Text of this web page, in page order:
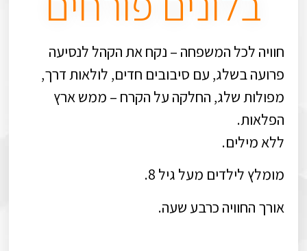
חוויה לכל המשפחה – נקח את הקהל לנסיעה
פרועה בשלג, עם סיבובים חדים, לולאות דרך,
מפולות שלג, החלקה על הקרח – ממש ארץ
הפלאות.
ללא מילים.
מומלץ לילדים מעל גיל 8.
אורך החוויה כרבע שעה.